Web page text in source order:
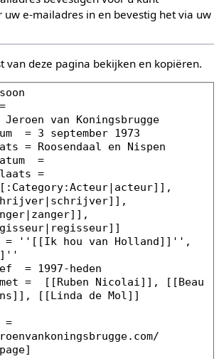
uw e-mailadres in en bevestig het via uw
van deze pagina bekijken en kopiëren.